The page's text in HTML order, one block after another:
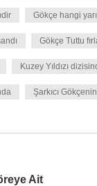
Gökçe hangi
Gökçe Tuttu
Kuzey Yıldızı
Şarkıcı
Ait